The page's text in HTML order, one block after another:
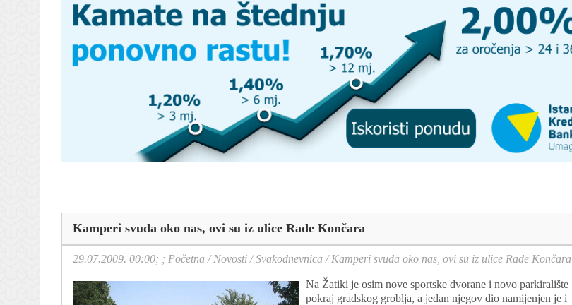
Kamperi svuda oko nas, ovi su iz ulice Rade Končara
29.07.2009. 00:00; ; Početna /Novosti /Svakodnevnica /Kamperi svuda oko nas, ovi su iz ulice Rade Končara
Na Žatiki je osim nove sportske dvorane i novo parkiralište
pokraj gradskog groblja, a jedan njegov dio namijenjen je i